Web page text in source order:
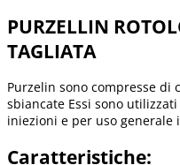
PURZELLIN
TAGLIATA
Purzelin sono compresse di
sbiancate Essi sono
iniezioni e per uso generale
Caratteristiche: